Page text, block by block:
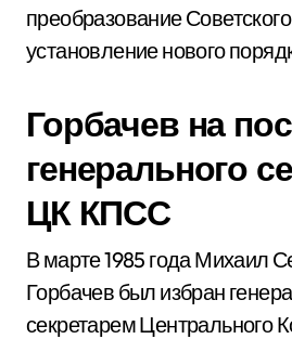
преобразование
установление нового
Горбачев на
генерального
ЦК КПСС
В марте 1985 года Михаил
Горбачев был избран
секретарем Центрального